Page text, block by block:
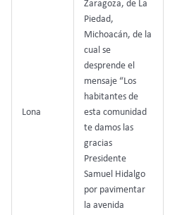
Lona
Zaragoza, de La
Piedad,
Michoacán, de la
cual se
desprende el
mensaje “ Los
habitantes de
esta comunidad
te damos las
gracias
Presidente
Samuel Hidalgo
por pavimentar
la avenida